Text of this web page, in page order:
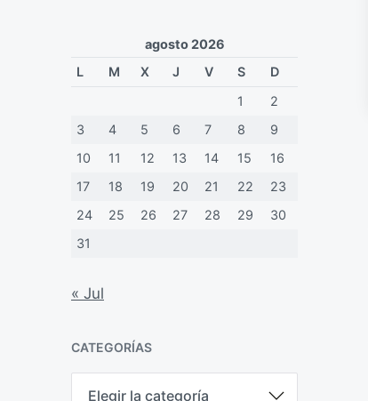
agosto 2026
L
M X J V S
D
1
2
3
4 5 6 7 8
9
10
11 12 13 14 15
16
17
18 19 20 21 22
23
24
25 26 27 28 29
30
31
« Jul
CATEGORÍAS